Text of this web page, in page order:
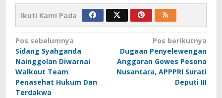
Ikuti Kami Pada
Navigasi
pos
Pos sebelumnya
Sidang Syahganda
Nainggolan Diwarnai
Walkout Team
Penasehat Hukum Dan
Terdakwa
Pos berikutnya
Dugaan Penyelewengan
Anggaran Gowes Pesona
Nusantara, APPPRI Surati
Deputi III